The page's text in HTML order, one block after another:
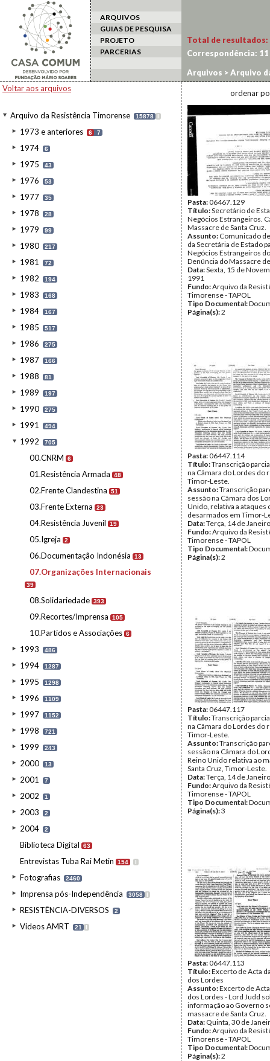
ARQUIVOS
GUIAS DE PESQUISA
PROJETO
PARCERIAS
Voltar aos arquivos
Arquivo da Resistência Timorense 15878 I
1973 e anteriores 6 7
1974 6
1975 43
1976 53
1977 35
1978 28
1979 99
1980 217
1981 72
1982 194
1983 168
1984 167
1985 517
1986 275
1987 166
1988 81
1989 197
1990 275
1991 494
1992 705
00.CNRM 6
01.Resistência Armada 48
02.Frente Clandestina 51
03.Frente Externa 23
04.Resistência Juvenil 19
05.Igreja 2
06.Documentação Indonésia 13
07.Organizações Internacionais
39
08.Solidariedade 393
09.Recortes/Imprensa 105
10.Partidos e Associações 6
1993 486
1994 1287
1995 1298
1996 1109
1997 1152
1998 721
1999 243
2000 13
2001 7
2002 1
2003 2
2004 2
Biblioteca Digital 63
Entrevistas Tuba Rai Metin 154 I
Fotografias 2460
Imprensa pós-Independência 3058 I
RESISTÊNCIA-DIVERSOS 2
Videos AMRT 21 I
Total de resultados:
Correspondência: 11
Arquivos >Arquivo
ordenar
Pasta:06467.129
Título:Secretário de
Negócios Estrangeiros.
Massacre de Santa Cruz.
Assunto: Comunicado
da Secretária de Estado
Negócios Estrangeiros
Denúncia do Massacre
Data:Sexta, 15 de
1991
Fundo:Arquivo da
Timorense - TAPOL
Tipo Documental:
Página(s):2
Pasta:06447.114
Título:Transcrição
na Câmara do Lordes do
Timor-Leste.
Assunto:Transcrição
sessão na Câmara dos
Unido, relativa a ataques
desarmados em Timor-
Data:Terça, 14 de
Fundo:Arquivo da
Timorense - TAPOL
Tipo Documental:
Página(s):2
Pasta:06447.117
Título:Transcrição
na Câmara do Lordes do
Timor-Leste.
Assunto:Transcrição
sessão na Câmara do
Reino Unido relativa ao
Santa Cruz, Timor-Leste.
Data:Terça, 14 de
Fundo:Arquivo da
Timorense - TAPOL
Tipo Documental:
Página(s):3
Pasta:06447.113
Título:Excerto de Acta
dos Lordes
Assunto:Excerto de
dos Lordes - Lord Judd
informação ao Governo
massacre de Santa Cruz.
Data: Quinta, 30 de
Fundo:Arquivo da
Timorense - TAPOL
Tipo Documental:
Página(s):2